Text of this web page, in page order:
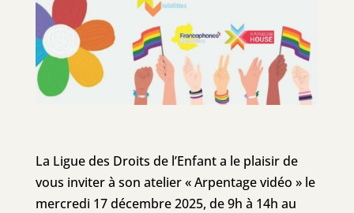
La Ligue des Droits de l’Enfant a le plaisir de
vous inviter à son atelier « Arpentage vidéo » le
mercredi 17 décembre 2025, de 9h à 14h au